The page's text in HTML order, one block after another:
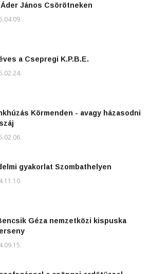
Áder János Csörötneken
a Csepregi K.P.B.E.
Körmenden - avagy házasodni
gyakorlat Szombathelyen
Géza nemzetközi kispuska